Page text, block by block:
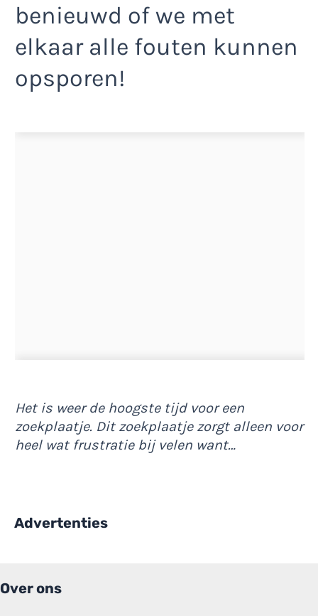
benieuwd of we met
elkaar alle fouten kunnen
opsporen!
Het is weer de hoogste tijd voor een
zoekplaatje. Dit zoekplaatje zorgt alleen voor
heel wat frustratie bij velen want…
Advertenties
Over ons